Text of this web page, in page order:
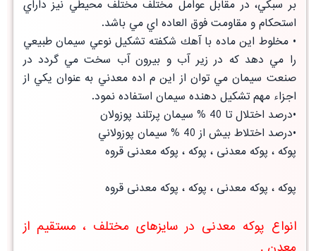
بر سبكي، در مقابل عوامل مختلف مختلف محيطي نيز داراي
استحكام و مقاومت فوق العاده اي مي باشد.
• مخلوط اين ماده با آهك شكفته تشكيل نوعي سيمان طبيعي
را مي دهد كه در زير آب و بيرون آب سخت مي گردد در
صنعت سيمان مي توان از اين م اده معدني به عنوان يكي از
اجزاء مهم تشكيل دهنده سيمان استفاده نمود.
•درصد اختلال تا 40 % سيمان پرتلند پوزولان
•درصد اختلاط بيش از 40 % سيمان پوزولاني
پوكه ، پوکه معدنی ، پوکه ، پوکه معدنی قروه
پوكه ، پوکه معدنی ، پوکه ، پوکه معدنی قروه
انواع پوكه معدنی در سایزهای مختلف ، مستقیم از